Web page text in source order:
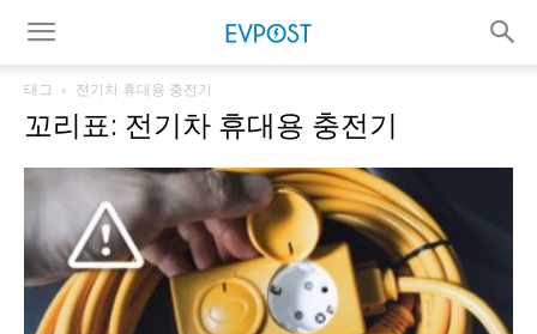
태그 전기차 휴대용 충전기
꼬리표: 전기차 휴대용 충전기